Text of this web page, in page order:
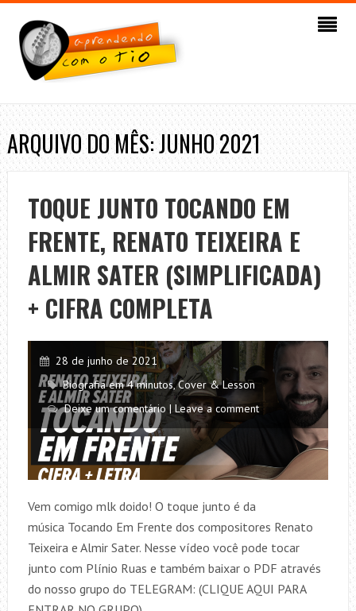
ARQUIVO DO MÊS: JUNHO 2021
TOQUE JUNTO TOCANDO EM
FRENTE, RENATO TEIXEIRA E
ALMIR SATER (SIMPLIFICADA)
+ CIFRA COMPLETA
28 de junho de 2021
Biografia em 4 minutos,Cover & Lesson
Deixe um comentário | Leave a comment
Vem comigo mlk doido! O toque junto é da
música Tocando Em Frente dos compositores Renato
Teixeira e Almir Sater. Nesse vídeo você pode tocar
junto com Plínio Ruas e também baixar o PDF através
do nosso grupo do TELEGRAM: (CLIQUE AQUI PARA